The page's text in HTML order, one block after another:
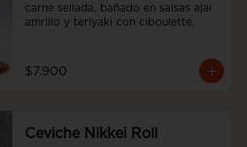
carne sellada, bañado en salsas ajai
amrillo y teriyaki con ciboulette.
$7.900
Ceviche Nikkei Roll